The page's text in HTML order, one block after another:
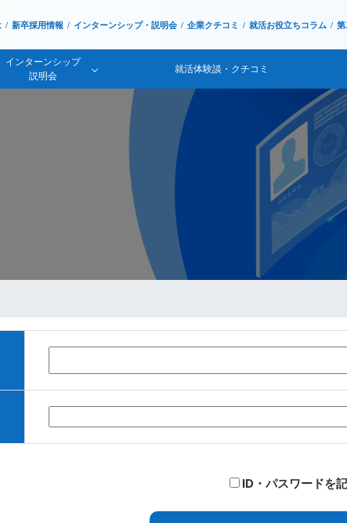
新卒採用情報 インターンシップ・説明会 企業クチコミ 就活お役立ちコラム
インターンシップ
説明会
就活体験談・クチコミ
ID・パスワードを